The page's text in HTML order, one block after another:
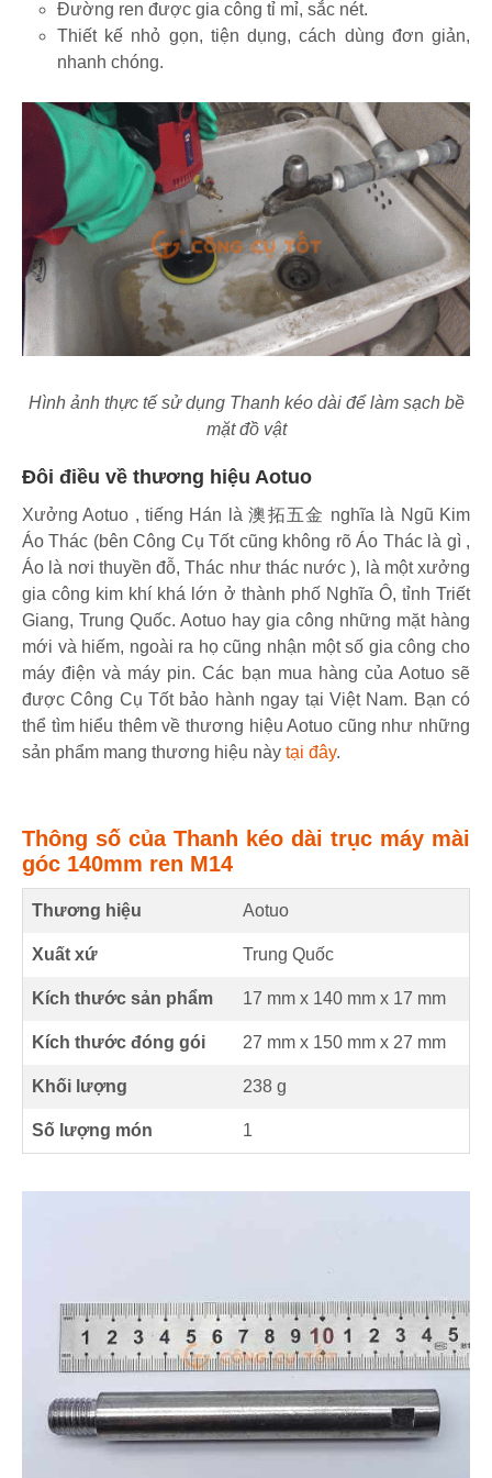
Đường ren được gia công tỉ mỉ, sắc nét.
Thiết kế nhỏ gọn, tiện dụng, cách dùng đơn giản,
nhanh chóng.
Hình ảnh thực tế sử dụng Thanh kéo dài để làm sạch bề
mặt đồ vật
Đôi điều về thương hiệu Aotuo
Xưởng Aotuo , tiếng Hán là 澳拓五金 nghĩa là Ngũ Kim
Áo Thác (bên Công Cụ Tốt cũng không rõ Áo Thác là gì ,
Áo là nơi thuyền đỗ, Thác như thác nước ), là một xưởng
gia công kim khí khá lớn ở thành phố Nghĩa Ô, tỉnh Triết
Giang, Trung Quốc. Aotuo hay gia công những mặt hàng
mới và hiếm, ngoài ra họ cũng nhận một số gia công cho
máy điện và máy pin. Các bạn mua hàng của Aotuo sẽ
được Công Cụ Tốt bảo hành ngay tại Việt Nam. Bạn có
thể tìm hiểu thêm về thương hiệu Aotuo cũng như những
sản phẩm mang thương hiệu này tại đây.
Thông số của Thanh kéo dài trục máy mài
góc 140mm ren M14
Thương hiệu Aotuo
Xuất xứ Trung Quốc
Kích thước sản phẩm 17 mm x 140 mm x 17 mm
Kích thước đóng gói 27 mm x 150 mm x 27 mm
Khối lượng 238 g
Số lượng món 1